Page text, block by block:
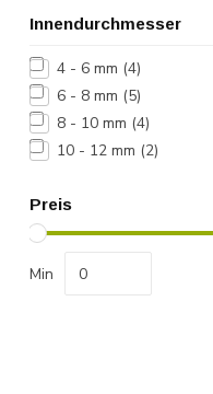
Innendurchmesser
4 - 6 mm (4)
6 - 8 mm (5)
8 - 10 mm (4)
10 - 12 mm (2)
Preis
Min